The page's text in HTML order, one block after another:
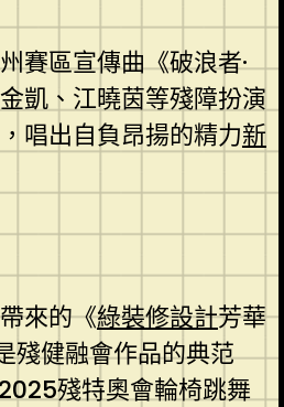
賽區宣傳曲《破浪者·
凱、江曉茵等殘障扮演
唱出自負昂揚的精力新
來的《綠裝修設計芳華
殘健融會作品的典范
殘特奧會輪椅跳舞